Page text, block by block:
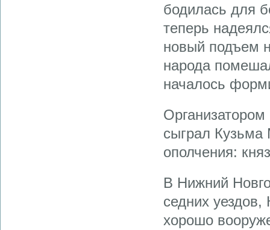
бодилась для
теперь
новый подъем
народа
началось
сыграл Кузьма
ополчения:
В Нижний
седних
хорошо